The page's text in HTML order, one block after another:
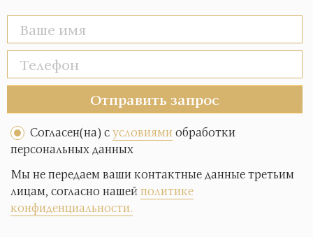
Отправить запрос
Согласен(на) сусловиямиобработки
персональных данных
Мы не передаем ваши контактные данные третьим
лицам, согласно нашейполитике
конфиденциальности.